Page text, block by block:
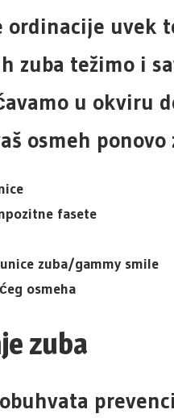
ordinacije uvek
zuba težimo i
u okviru
osmeh ponovo
fasete
zuba/gammy smile
osmeha
zuba